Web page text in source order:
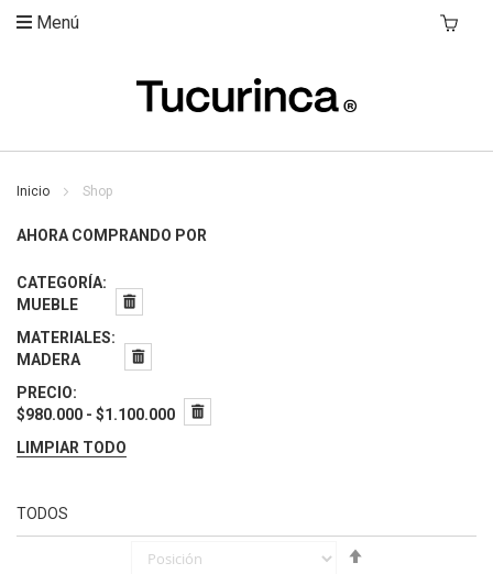
Menú Mi
Inicio Shop
AHORA COMPRANDO POR
CATEGORÍA
MUEBLE
MATERIALES
MADERA
PRECIO
$980.000 - $1.100.000
LIMPIAR TODO
TODOS